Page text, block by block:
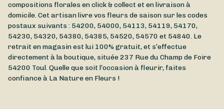
compositions florales en click & collect et en livraison à
domicile. Cet artisan livre vos fleurs de saison sur les codes
postaux suivants : 54200, 54000, 54113, 54119, 54170,
54230, 54320, 54380, 54385, 54520, 54570 et 54840. Le
retrait en magasin est lui 100% gratuit, et s’effectue
directement à la boutique, située237 Rue du Champ de Foire
54200 Toul. Quelle que soit l’occasion à fleurir, faites
confiance à La Nature en Fleurs !